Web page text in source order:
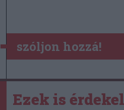
szóljon hozzá!
Ezek is